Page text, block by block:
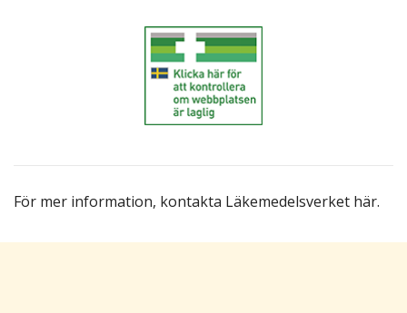
För mer information, kontakta Läkemedelsverket här.